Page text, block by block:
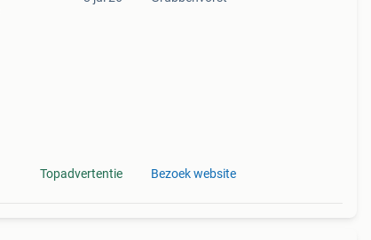
Topadvertentie Bezoek website